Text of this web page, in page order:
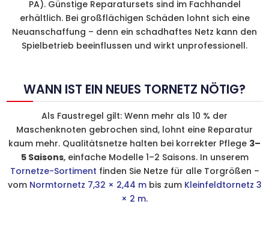
PA). Günstige Reparatursets sind im Fachhandel
erhältlich. Bei großflächigen Schäden lohnt sich eine
Neuanschaffung – denn ein schadhaftes Netz kann den
Spielbetrieb beeinflussen und wirkt unprofessionell.
WANN IST EIN NEUES TORNETZ NÖTIG?
Als Faustregel gilt: Wenn mehr als 10 % der
Maschenknoten gebrochen sind, lohnt eine Reparatur
kaum mehr. Qualitätsnetze halten bei korrekter Pflege 3–
5 Saisons, einfache Modelle 1–2 Saisons. In unserem
Tornetze-Sortiment finden Sie Netze für alle Torgrößen –
vom Normtornetz 7,32 × 2,44 mbis zum Kleinfeldtornetz 3
× 2 m.